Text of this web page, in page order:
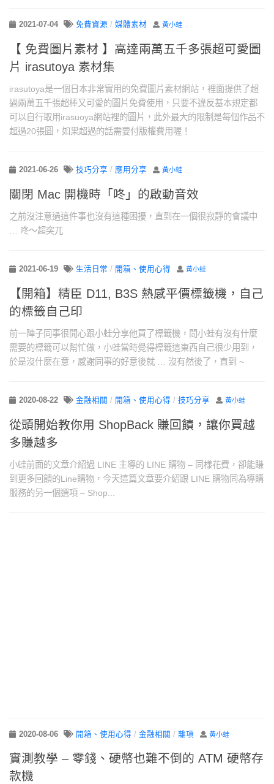
2021-07-04 免費資源 / 媒體素材 黃小蛙
【 免費圖片素材 】高達兩萬五千多張超可愛圖
片 irasutoya 素材集
irasutoya是一個日本非常實用的免費圖片素材網站，裡面提供了超
過兩萬五千張超棒又可愛的圖片免費使用，只要不違反基本規定都
可以自行取用irasuoya網站裡的圖片，此外最大的限制是每個作品不
超過20張圖，如果超過的話需要付版權費用喔！
2021-06-26 技巧分享 / 應用分享 黃小蛙
關閉 Mac 開機時「咚」的啟動音效
之前沒注意過這件事也沒有這種困擾，直到在一個很寂靜的會議中
… 咚～超突兀
2021-06-19 生活日常 / 開箱、使用心得 黃小蛙
【開箱】精臣 D11, B3S 熱感平價標籤機，自己
的標籤自己印
前一陣子同事很開心跟小蛙分享他買了標籤機，問小蛙有沒有什麼
需要的標籤可以幫忙做，小蛙當時覺得標籤這東西自己很少用到，
於是沒什麼在意，感謝同事的好意後就 … 沒有然後了，直到 ~
2020-08-22 金融相關 / 開箱、使用心得 / 技巧分享 黃小蛙
從頭開始教你用 ShopBack 賺回饋，讓你買越
多賺越多
小蛙前面的文章介紹過 LINE 主導的 LINE 購物 – 同樣花費，卻能賺
到更多回饋的Line購物，今天這篇文章要介紹跟 LINE 購物同為導購
服務的另一個選項 – Shop...
2020-08-06 開箱、使用心得 / 金融相關 / 雜項 黃小蛙
實測教學 – 零錢、硬幣也難不倒的 ATM 硬幣存
款機